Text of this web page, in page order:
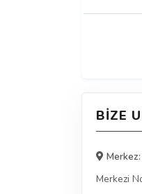
BIZE
Merkez:
Merkezi